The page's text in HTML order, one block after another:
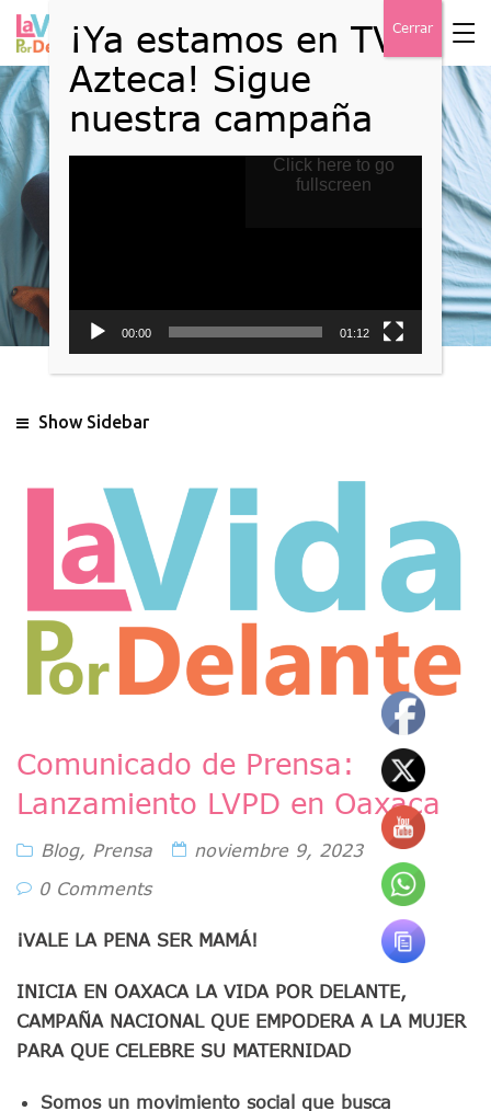
Show Sidebar
Comunicado de Prensa:
Lanzamiento LVPD en Oaxaca
Blog, Prensa
noviembre 9, 2023
0 Comments
¡VALE LA PENA SER MAMÁ!
INICIA EN OAXACA LA VIDA POR DELANTE,
CAMPAÑA NACIONAL QUE EMPODERA A LA MUJER
PARA QUE CELEBRE SU MATERNIDAD
Somos un movimiento social que busca
00:00 01:12
Click here to go
fullscreen